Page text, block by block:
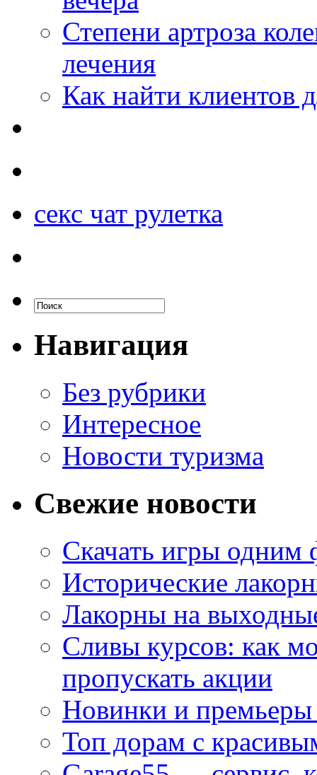
Степени артроза
лечения
Как найти клиентов
секс чат рулетка
Навигация
Без рубрики
Интересное
Новости туризма
Свежие новости
Скачать игры одним
Исторические
Лакорны на
Сливы курсов: как
пропускать акции
Новинки и
Топ дорам с